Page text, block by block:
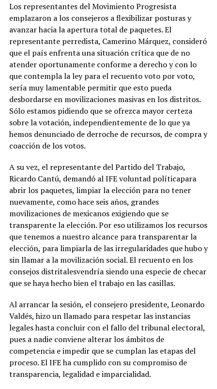
Los representantes del Movimiento Progresista
emplazaron a los consejeros a flexibilizar posturas y
avanzar hacia la apertura total de paquetes. El
representante perredista, Camerino Márquez, consideró
que el país enfrenta una situación crítica que de no
atender oportunamente conforme a derecho y con lo
que contempla la ley para el recuento voto por voto,
sería muy lamentable permitir que esto pueda
desbordarse en movilizaciones masivas en los distritos.
Sólo estamos pidiendo que se ofrezca mayor certeza
sobre la votación, independientemente de lo que ya
hemos denunciado de derroche de recursos, de compra y
coacción de los votos.
A su vez, el representante del Partido del Trabajo,
Ricardo Cantú, demandó al IFEvoluntad políticapara
abrir los paquetes, limpiar la elecciónpara no tener
nuevamente, como hace seis años, grandes
movilizaciones de mexicanos exigiendo que se
transparente la elección. Por eso utilizamoslos recursos
que tenemos a nuestro alcance para transparentar la
elección, para limpiarla de las irregularidades que hubo y
sin llamar a la movilización social. El recuento en los
consejos distritalesvendría siendo una especie de checar
que se haya hecho bien el trabajo en las casillas.
Al arrancar la sesión, el consejero presidente, Leonardo
Valdés, hizo un llamado para respetar las instancias
legales hasta concluir con el fallo del tribunal electoral,
pues a nadie conviene alterar los ámbitos de
competencia e impedir que se cumplan las etapas del
proceso. El IFE ha cumplido con su compromiso de
transparencia, legalidad e imparcialidad.